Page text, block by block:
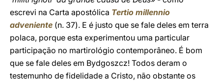
escrevi na Carta apostólica Tertio millennio
adveniente (n. 37). E é justo que se fale deles em terra
polaca, porque esta experimentou uma particular
participação no martirológio contemporâneo. É bom
que se fale deles em Bydgoszcz! Todos deram o
testemunho de fidelidade a Cristo, não obstante os